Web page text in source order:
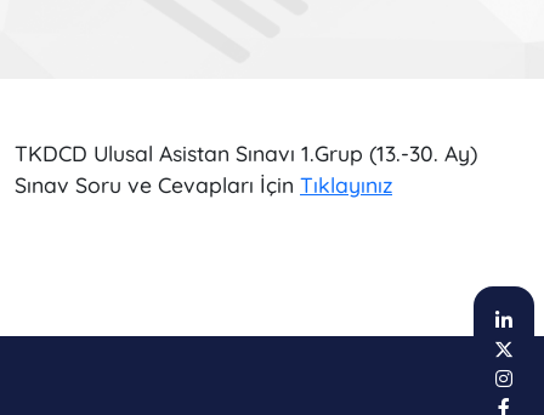
TKDCD Ulusal Asistan Sınavı 1.Grup (13.-30. Ay)
Sınav Soru ve Cevapları İçin Tıklayınız